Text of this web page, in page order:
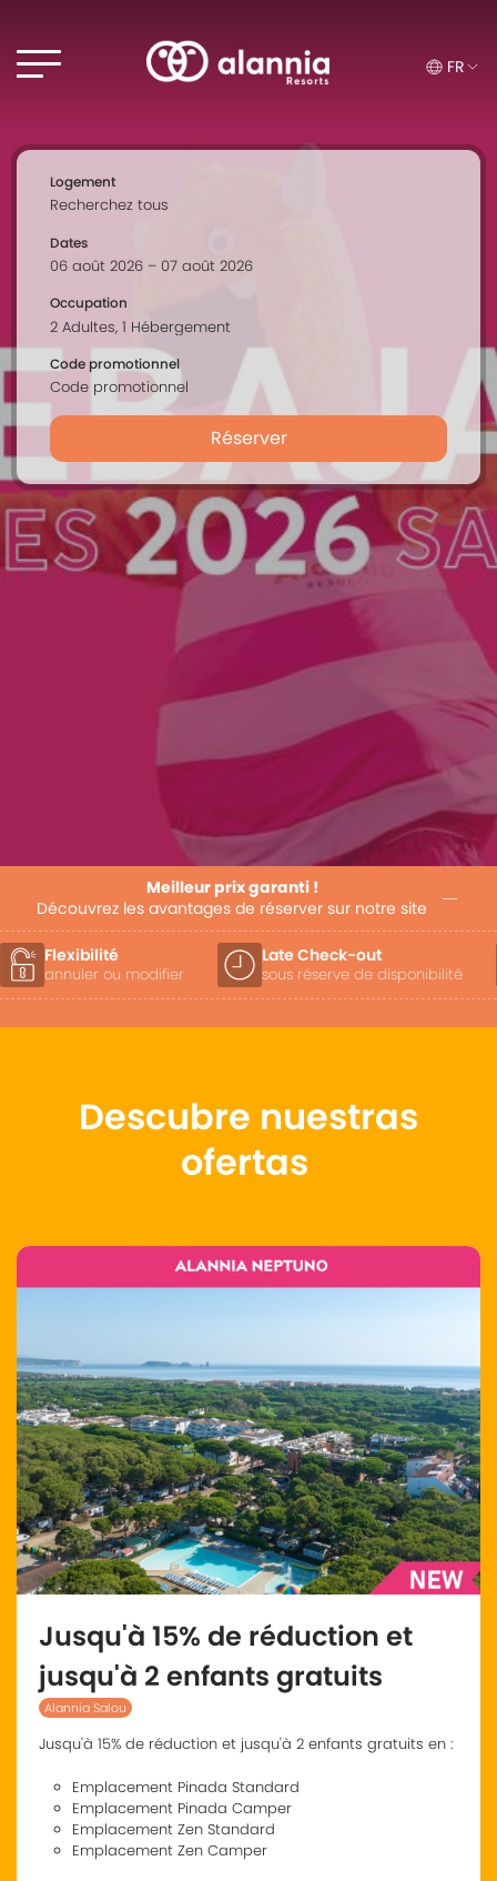
FR
Logement
Dates
Occupation
Code promotionnel
Réserver
Meilleur prix garanti !
Découvrez les avantages de réserver sur notre site
Flexibilité
annuler ou modifier
Late Check-out
sous réserve de disponibilité
Descubre nuestras
ofertas
Jusqu'à 15% de réduction et
jusqu'à 2 enfants gratuits
Alannia Salou
Jusqu'à 15% de réduction et jusqu'à 2 enfants gratuits en :
Emplacement Pinada Standard
Emplacement Pinada Camper
Emplacement Zen Standard
Emplacement Zen Camper